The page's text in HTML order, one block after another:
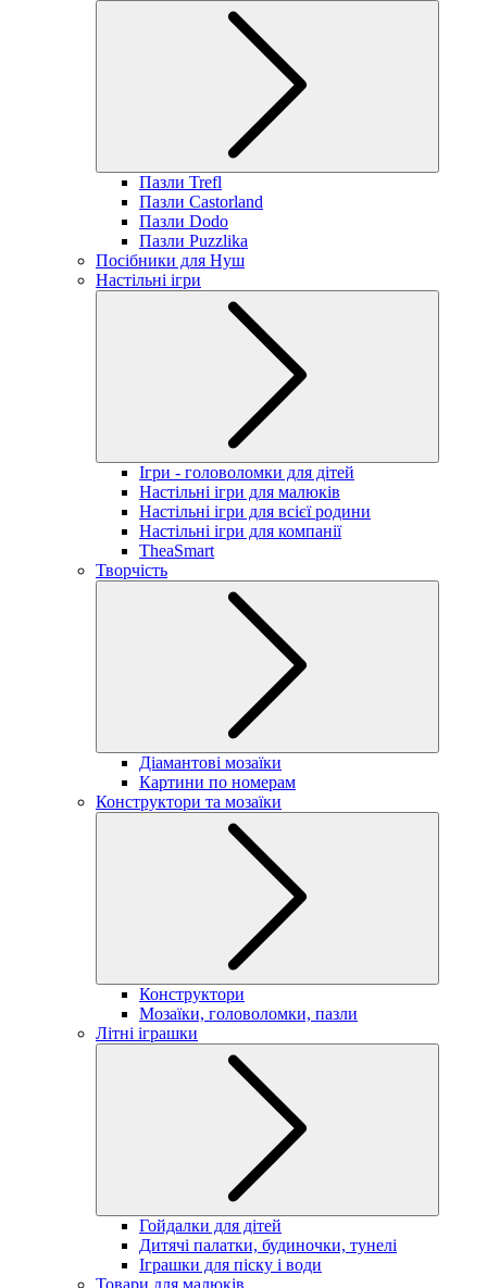
Пазли Trefl
Пазли Castorland
Пазли Dodo
Пазли Puzzlika
Посібники для Нуш
Настільні ігри
Ігри - головоломки для дітей
Настільні ігри для малюків
Настільні ігри для всієї родини
Настільні ігри для компанії
TheaSmart
Творчість
Діамантові мозаїки
Картини по номерам
Конструктори та мозаїки
Конструктори
Мозаїки, головоломки, пазли
Літні іграшки
Гойдалки для дітей
Дитячі палатки, будиночки, тунелі
Іграшки для піску і води
Товари для малюків